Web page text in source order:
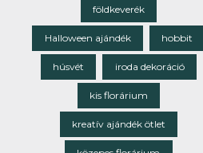
földkeverék
Halloween ajándék hobbit
húsvét iroda dekoráció
kis florárium
kreatív ajándék ötlet